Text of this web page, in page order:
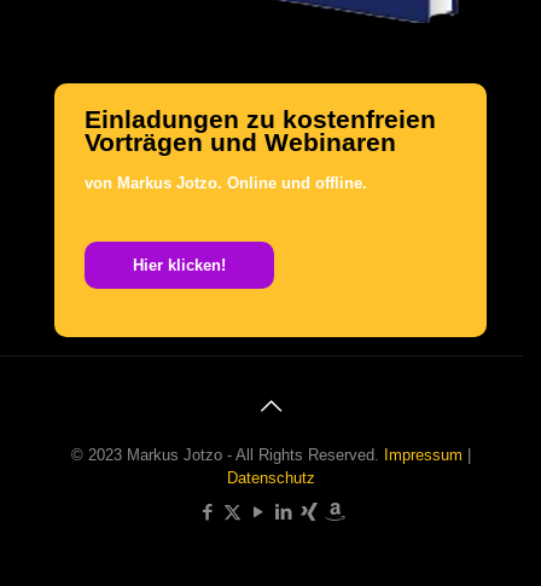
Einladungen zu kostenfreien
Vorträgen und Webinaren
von Markus Jotzo. Online und offline.
Hier klicken!
© 2023 Markus Jotzo - All Rights Reserved. Impressum
Datenschutz